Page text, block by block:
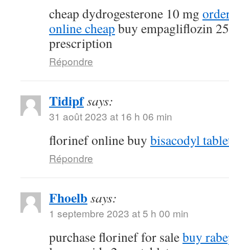
cheap dydrogesterone 10 mg
online cheap buy empagliflozin
prescription
Répondre
Tidipfsays:
31 août 2023 at 16 h 06 min
florinef online buy bisacodyl
Répondre
Fhoelbsays:
1 septembre 2023 at 5 h 00 min
purchase florinef for salebuy